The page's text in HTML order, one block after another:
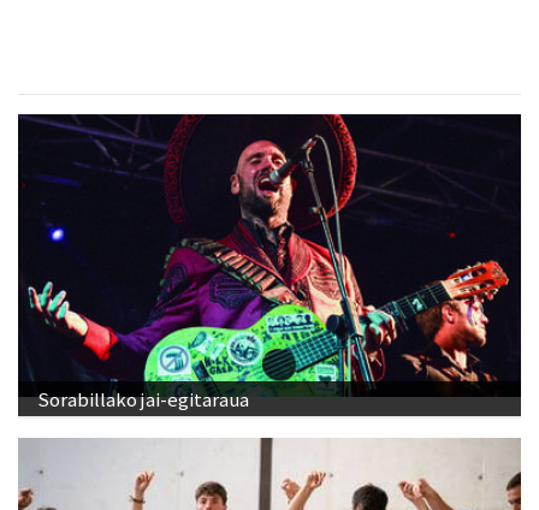
Sorabillako jai-egitaraua